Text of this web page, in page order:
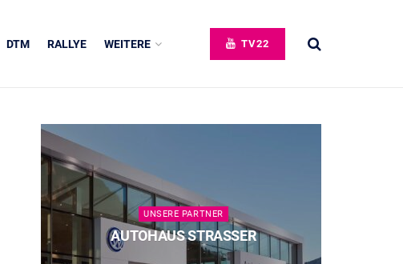
DTM RALLYE WEITERE TV22
UNSERE PARTNER
AUTOHAUS STRASSER